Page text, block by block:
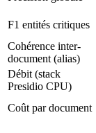
F1 entités critiques
Cohérence inter-
document (alias)
Débit (stack
Presidio CPU)
Coût par document